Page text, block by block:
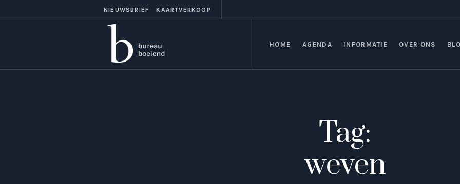
NIEUWSBRIEF KAARTVERKOOP
HOME AGENDA INFORMATIE OVER ONS
Tag:
weven